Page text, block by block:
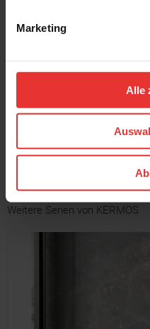
Marketing
Alle
Soft Stone
Weitere Serien von KERMOS